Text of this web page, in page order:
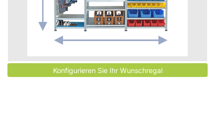
für die Fertigstellung der Montage nur noch die
Fachböden einhängen